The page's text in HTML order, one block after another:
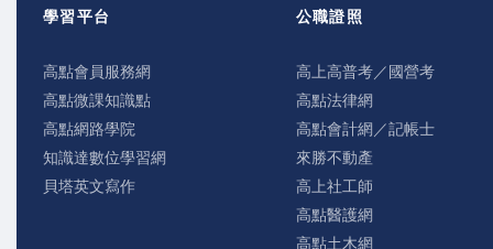
學習平台
高點會員服務網
高點微課知識點
高點網路學院
知識達數位學習網
貝塔英文寫作
公職證照
高上高普考／國營考
高點法律網
高點會計網／記帳士
來勝不動產
高上社工師
高點醫護網
高點土木網